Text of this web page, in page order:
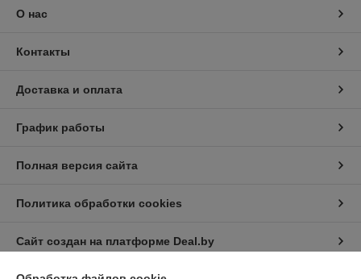
О нас
Контакты
Доставка и оплата
График работы
Полная версия сайта
Политика обработки cookies
Сайт создан на платформе Deal.by